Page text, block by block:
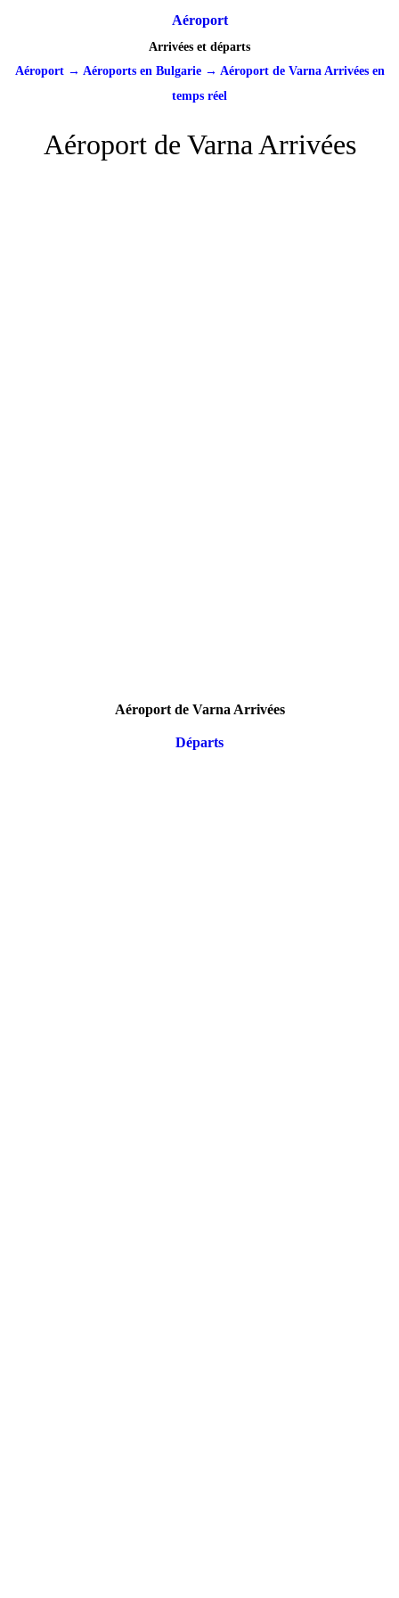
Aéroport
Arrivées et départs
Aéroport→ Aéroports en Bulgarie→ Aéroport de Varna Arrivées en
temps réel
Aéroport de Varna Arrivées
Aéroport de Varna Arrivées
Départs